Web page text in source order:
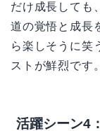
だけ成長しても
道の覚悟と成長
ら楽しそうに笑
ストが鮮烈です。
活躍シーン4